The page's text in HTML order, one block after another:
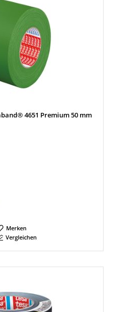
4651 Premium 50 mm
Merken
Vergleichen